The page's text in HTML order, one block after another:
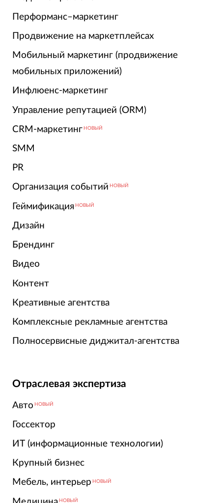
Перформанс–маркетинг
Продвижение на маркетплейсах
Мобильный маркетинг (продвижение
мобильных приложений)
Инфлюенс-маркетинг
Управление репутацией (ORM)
CRM-маркетинг НОВЫЙ
SMM
PR
Организация событий НОВЫЙ
Геймификация НОВЫЙ
Дизайн
Брендинг
Видео
Контент
Креативные агентства
Комплексные рекламные агентства
Полносервисные диджитал-агентства
Отраслевая экспертиза
Авто НОВЫЙ
Госсектор
ИТ (информационные технологии)
Крупный бизнес
Мебель, интерьер НОВЫЙ
НОВЫЙ